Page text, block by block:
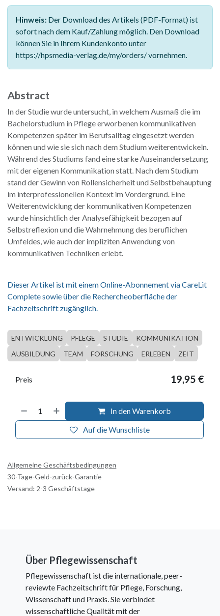
Hinweis: Der Download des Artikels (PDF-Format) ist
sofort nach dem Kauf/Zahlung möglich. Den Download
können Sie in Ihrem Kundenkonto unter
https://hpsmedia-verlag.de/my/orders/ vornehmen.
Abstract
In der Studie wurde untersucht, in welchem Ausmaß die im
Bachelorstudium in Pflege erworbenen kommunikativen
Kompetenzen später im Berufsalltag eingesetzt werden
können und wie sie sich nach dem Studium weiterentwickeln.
Während des Studiums fand eine starke Auseinandersetzung
mit der eigenen Kommunikation statt. Nach dem Studium
stand der Gewinn von Rollensicherheit und Selbstbehauptung
im interprofessionellen Kontext im Vordergrund. Eine
Weiterentwicklung der kommunikativen Kompetenzen
wurde hinsichtlich der Analysefähigkeit bezogen auf
Selbstreflexion und die Wahrnehmung des beruflichen
Umfeldes, wie auch der impliziten Anwendung von
kommunikativen Techniken erlebt.
Dieser Artikel ist mit einem Online-Abonnement via CareLit
Complete sowie über die Rechercheoberfläche der
Fachzeitschrift zugänglich.
ENTWICKLUNG PFLEGE STUDIE
KOMMUNIKATION
AUSBILDUNG
TEAM FORSCHUNG ERLEBEN ZEIT
In den Warenkorb
Auf die Wunschliste
Preis 19,95 €
Allgemeine Geschäftsbedingungen
30-Tage-Geld-zurück-Garantie
Versand: 2-3 Geschäftstage
Über Pflegewissenschaft
Pflegewissenschaft ist die internationale, peer-
reviewte Fachzeitschrift für Pflege, Forschung,
Wissenschaft und Praxis. Sie verbindet
wissenschaftliche Qualität mit der